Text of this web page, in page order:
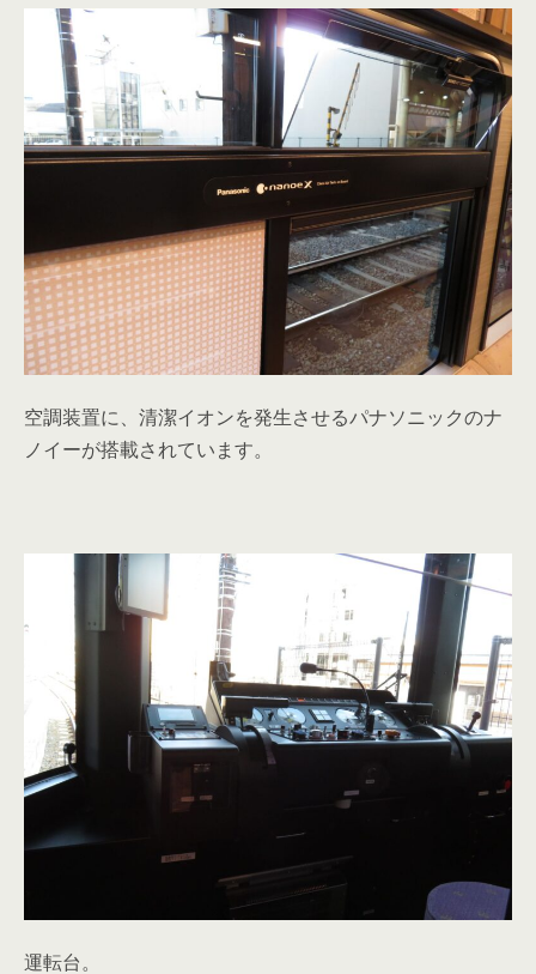
空調装置に、清潔イオンを発生させるパナソニックのナ
ノイーが搭載されています。
運転台。